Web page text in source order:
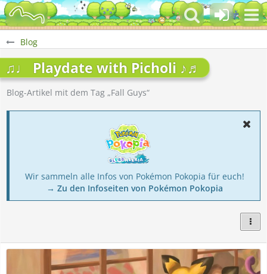
Blog
♫♩ Playdate with Picholi ♪♬
Blog-Artikel mit dem Tag „Fall Guys“
Wir sammeln alle Infos von Pokémon Pokopia für euch!
→ Zu den Infoseiten von Pokémon Pokopia